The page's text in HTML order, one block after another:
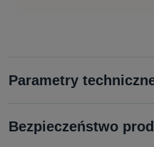
Parametry
Bezpieczeństwo